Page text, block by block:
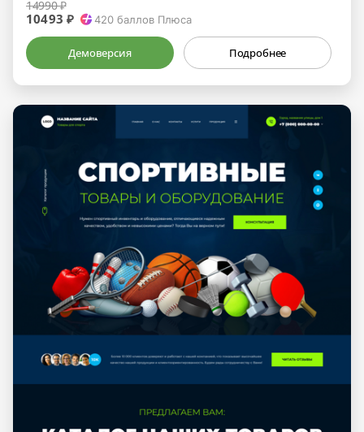
14990 ₽
10493 ₽ 420 баллов Плюса
Демоверсия Подробнее